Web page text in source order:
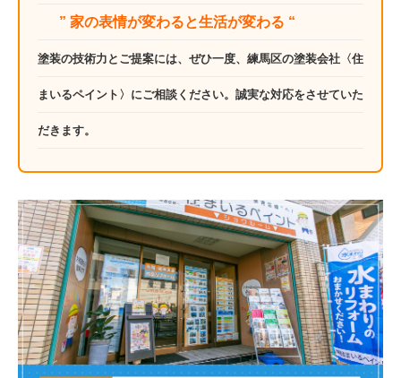
” 家の表情が変わると生活が変わる “
塗装の技術力とご提案には、ぜひ一度、練馬区の塗装会社〈住
まいるペイント〉にご相談ください。誠実な対応をさせていた
だきます。